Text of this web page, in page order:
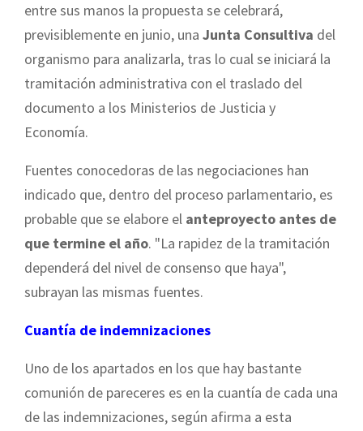
entre sus manos la propuesta se celebrará,
previsiblemente en junio, una Junta Consultiva del
organismo para analizarla, tras lo cual se iniciará la
tramitación administrativa con el traslado del
documento a los Ministerios de Justicia y
Economía.
Fuentes conocedoras de las negociaciones han
indicado que, dentro del proceso parlamentario, es
probable que se elabore el anteproyecto antes de
que termine el año. "La rapidez de la tramitación
dependerá del nivel de consenso que haya",
subrayan las mismas fuentes.
Cuantía de indemnizaciones
Uno de los apartados en los que hay bastante
comunión de pareceres es en la cuantía de cada una
de las indemnizaciones, según afirma a esta